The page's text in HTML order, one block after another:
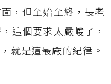
，但至始至終，長老
這個要求太嚴峻了，
就是這最嚴的紀律。